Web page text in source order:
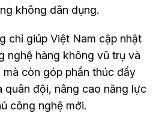
không dân dụng.
chỉ giúp Việt Nam cập nhật
nghệ hàng không vũ trụ và
còn góp phần thúc đẩy
quân đội, nâng cao năng lực
công nghệ mới.